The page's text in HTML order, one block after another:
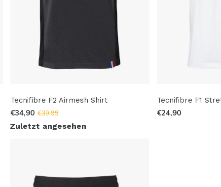
Tecnifibre F2 Airmesh Shirt
€34,90 €39,99
Tecnifibre F1
€24,90
Zuletzt angesehen